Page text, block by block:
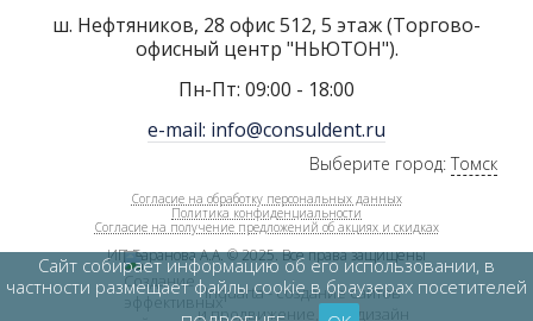
ш. Нефтяников, 28 офис 512, 5 этаж (Торгово-
офисный центр "НЬЮТОН").
Пн-Пт: 09:00 - 18:00
e-mail: info@consuldent.ru
Выберите город: Томск
Согласие на обработку персональных данных
Политика конфиденциальности
Согласие на получение предложений об акциях и скидках
ИП Баранова А.А. © 2025. Все права защищены
Inquarta - создание сайтов
и продвижение, web-дизайн
Сайт собирает информацию об его использовании, в
частности размещает файлы cookie в браузерах посетителей